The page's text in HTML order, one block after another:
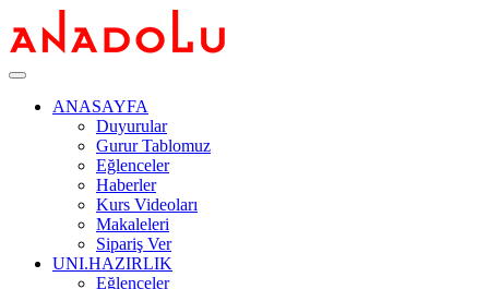
ANASAYFA
Duyurular
Gurur Tablomuz
Eğlenceler
Haberler
Kurs Videoları
Makaleleri
Sipariş Ver
UNI.HAZIRLIK
Eğlenceler